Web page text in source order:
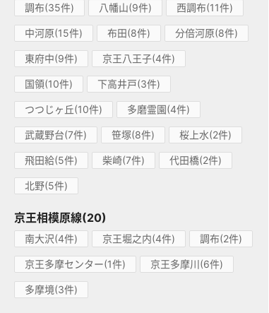
調布(35件) 八幡山(9件) 西調布(11件)
中河原(15件) 布田(8件) 分倍河原(8件)
東府中(9件) 京王八王子(4件)
国領(10件) 下高井戸(3件)
つつじヶ丘(10件) 多磨霊園(4件)
武蔵野台(7件) 笹塚(8件) 桜上水(2件)
飛田給(5件) 柴崎(7件) 代田橋(2件)
北野(5件)
京王相模原線(20)
南大沢(4件) 京王堀之内(4件) 調布(2件)
京王多摩センター(1件) 京王多摩川(6件)
多摩境(3件)